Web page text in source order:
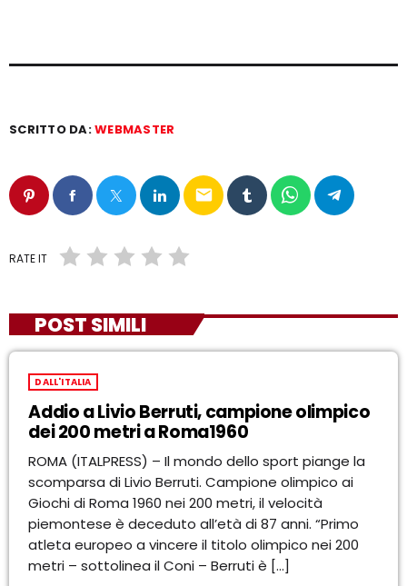
SCRITTO DA:WEBMASTER
email
RATE IT
POST SIMILI
DALL'ITALIA
Addio a Livio Berruti, campione olimpico
dei 200 metri a Roma1960
ROMA (ITALPRESS) – Il mondo dello sport piange la
scomparsa di Livio Berruti. Campione olimpico ai
Giochi di Roma 1960 nei 200 metri, il velocità
piemontese è deceduto all’età di 87 anni. “Primo
atleta europeo a vincere il titolo olimpico nei 200
metri – sottolinea il Coni – Berruti è […]